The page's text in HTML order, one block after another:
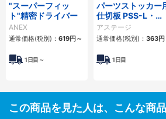
"スーパーフィッ
ト"精密ドライバー
ANEX
通常価格(税別)： 619円 ～
1日目～
パーツストッカー
仕切板 PSS-L・
PSS-LL
アステージ
通常価格(税別)： 363円
1日目
この商品を見た人は、こんな商